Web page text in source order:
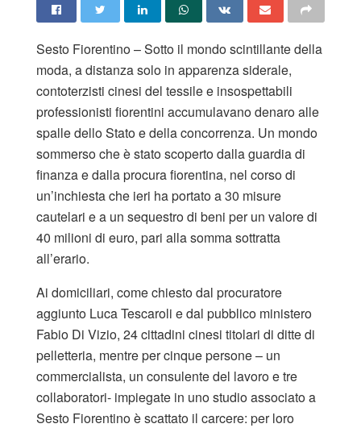
Sesto Fiorentino – Sotto il mondo scintillante della
moda, a distanza solo in apparenza siderale,
contoterzisti cinesi del tessile e insospettabili
professionisti fiorentini accumulavano denaro alle
spalle dello Stato e della concorrenza. Un mondo
sommerso che è stato scoperto dalla guardia di
finanza e dalla procura fiorentina, nel corso di
un’inchiesta che ieri ha portato a 30 misure
cautelari e a un sequestro di beni per un valore di
40 milioni di euro, pari alla somma sottratta
all’erario.
Ai domiciliari, come chiesto dal procuratore
aggiunto Luca Tescaroli e dal pubblico ministero
Fabio Di Vizio, 24 cittadini cinesi titolari di ditte di
pelletteria, mentre per cinque persone – un
commercialista, un consulente del lavoro e tre
collaboratori- impiegate in uno studio associato a
Sesto Fiorentino è scattato il carcere: per loro